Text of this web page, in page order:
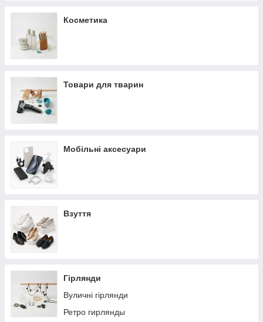
Косметика
Товари для тварин
Мобільні аксесуари
Взуття
Гірлянди
Вуличні гірлянди
Ретро гирлянды